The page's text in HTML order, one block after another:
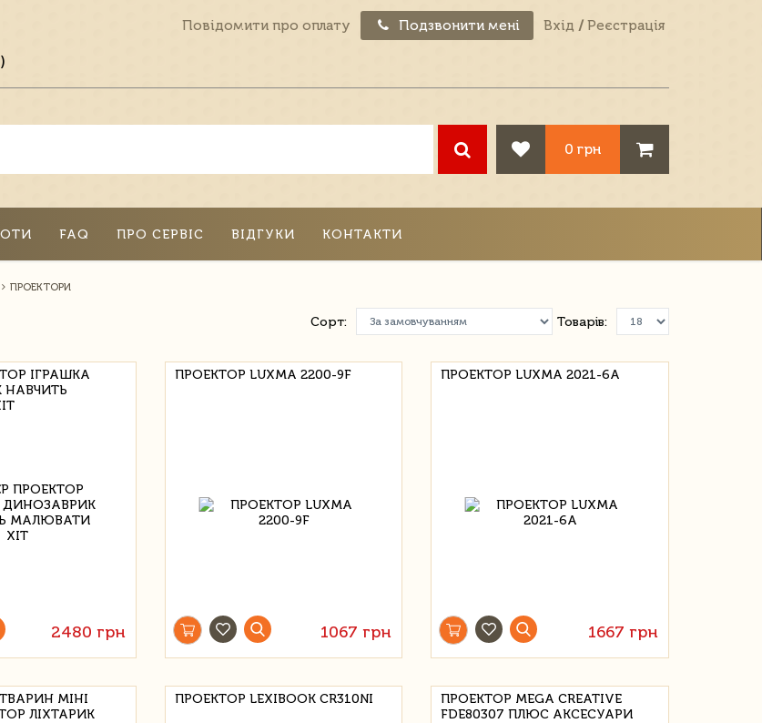
Повідомити про оплату Подзвонити мені Вхід / Реєстрація
0 грн
FAQ ПРО СЕРВІС ВІДГУКИ КОНТАКТИ
ПРОЕКТОРИ
Товарів:
Сорт:
ІГРАШКА
2480 грн
ПРОЕКТОР LUXMA 2200-9F
1067 грн
ПРОЕКТОР LUXMA 2021-6A
1667 грн
МІНІ
ЛІХТАРИК
ПРОЕКТОР LEXIBOOK CR310NI
ПРОЕКТОР MEGA CREATIVE
FDE80307 ПЛЮС АКСЕСУАРИ